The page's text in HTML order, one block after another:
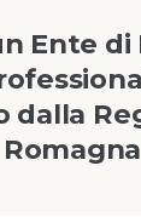
Ente di
dalla
Romagna